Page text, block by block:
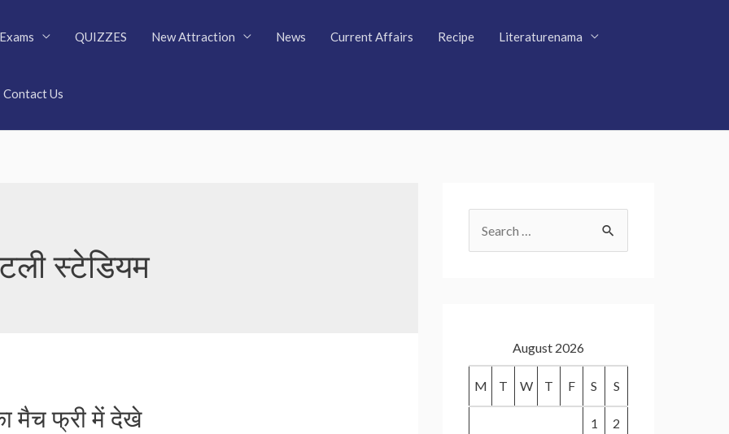
Exams QUIZZES New Attraction News Current Affairs Recipe Literaturenama
Contact Us
स्टेडियम
मैच फ्री में देखे
o
August 2026
M T W T F S S
1 2